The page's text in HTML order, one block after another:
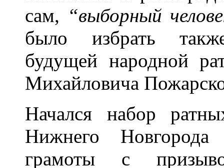
сам, “выборный
было избрать
будущей народной
Михайловича
Начался набор
Нижнего
грамоты с